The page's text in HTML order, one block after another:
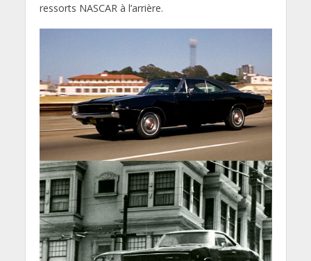
ressorts NASCAR à l’arrière.